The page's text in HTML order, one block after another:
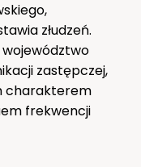
złudzeń.
województwo
zastępczej,
charakterem
frekwencji